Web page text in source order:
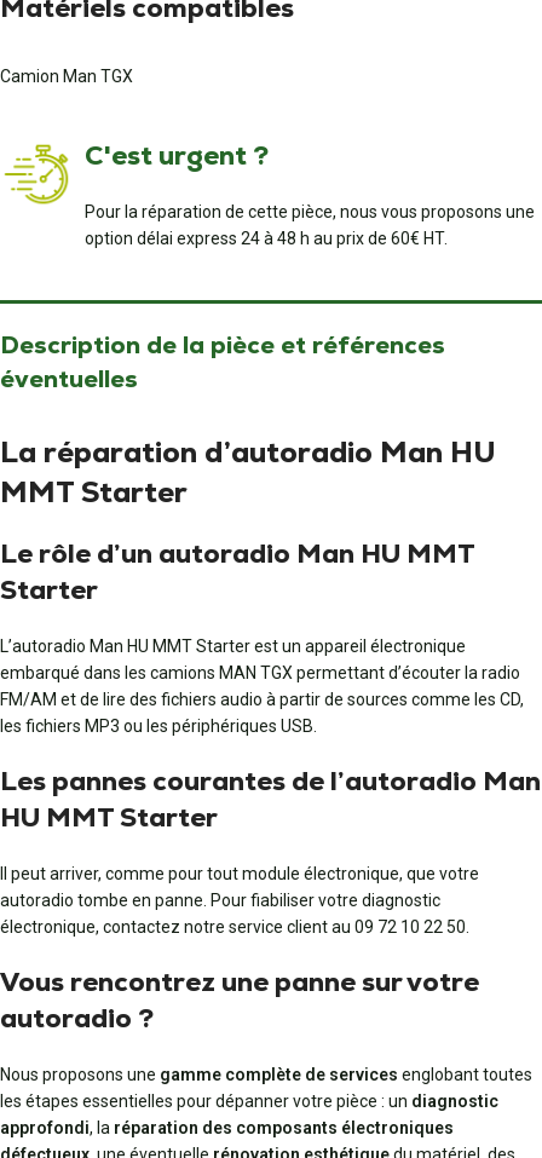
Matériels compatibles
Camion Man TGX
C'est urgent ?
Pour la réparation de cette pièce, nous vous proposons une
option délai express 24 à 48 h au prix de 60€ HT.
Description de la pièce et références
éventuelles
La réparation d’autoradio Man HU
MMT Starter
Le rôle d’un autoradio Man HU MMT
Starter
L’autoradio Man HU MMT Starter est un appareil électronique
embarqué dans les camions MAN TGX permettant d’écouter la radio
FM/AM et de lire des fichiers audio à partir de sources comme les CD,
les fichiers MP3 ou les périphériques USB.
Les pannes courantes de l’autoradio Man
HU MMT Starter
Il peut arriver, comme pour tout module électronique, que votre
autoradio tombe en panne. Pour fiabiliser votre diagnostic
électronique, contactez notre service client au 09 72 10 22 50.
Vous rencontrez une panne sur votre
autoradio ?
Nous proposons une gamme complète de services englobant toutes
les étapes essentielles pour dépanner votre pièce : un diagnostic
approfondi, la réparation des composants électroniques